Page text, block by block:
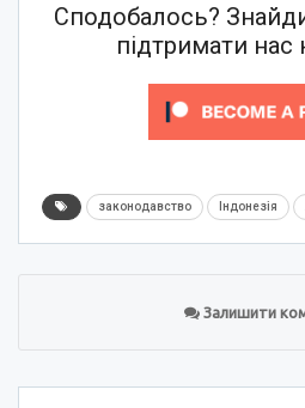
Сподобалось?
підтримати нас
законодавство Індонезія
Залишити